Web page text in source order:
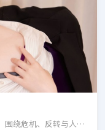
围绕危机、反转与人物